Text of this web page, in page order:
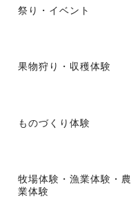
祭り・イベント
果物狩り・収穫体験
ものづくり体験
牧場体験・漁業体験・農
業体験